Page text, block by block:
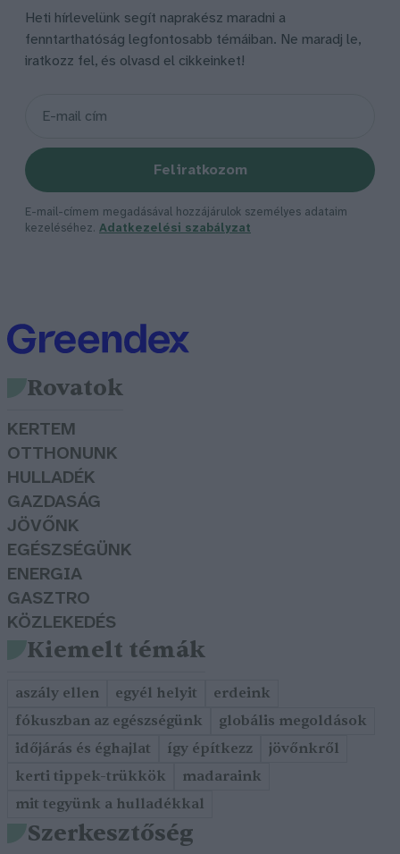
Heti hírlevelünk segít naprakész maradni a
fenntarthatóság legfontosabb témáiban. Ne maradj le,
iratkozz fel, és olvasd el cikkeinket!
Feliratkozom
E-mail-címem megadásával hozzájárulok személyes adataim
kezeléséhez. Adatkezelési szabályzat
Rovatok
KERTEM
OTTHONUNK
HULLADÉK
GAZDASÁG
JÖVŐNK
EGÉSZSÉGÜNK
ENERGIA
GASZTRO
KÖZLEKEDÉS
Kiemelt témák
aszály ellen egyél helyit
erdeink
fókuszban az egészségünk
globális megoldások
időjárás és éghajlat
így építkezz
jövőnkről
kerti tippek-trükkök
madaraink
mit tegyünk a hulladékkal
Szerkesztőség